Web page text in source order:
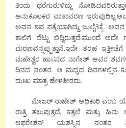
ತಿಂದು ಧರೆಗುರುಳಿದ್ದು
ಅನುಕೂಲಕರ ವಾತಾವರಣ
ಅವನ ಶವ ಪತ್ತೆಯಾಗಿದ್ದು ಜುಲೈ3ಕ್ಕೆ.
ಕಾಲಿಗೆ ಪೆಟ್ಟು ಬಿದ್ದಿರುತ್ತದೆ.ಮುಂದೆ
ಮರಣವನ್ನಪ್ಪುತ್ತಾನೆ.ಇದೇ ತರಹ ಇತ್ತೀಚೆಗೆ
ಮಹೇಶ್ವರ ಹಾಸನದ ನಾಗೇಶ್ ಅವರ
ದಿನದ ನಂತರ. ಆ ಮಧ್ಯದ ದಿನಗಳಲ್ಲಿನ
ದುಃಖ ಮಾತ್ರ ಹೇಳತೀರದು.
ಮೇಜರ್ ರಾಜೇಶ್ ಅಧಿಕಾರಿ ಎಂಬ
ರಾತ್ರಿ ತಲುಪುತ್ತದೆ. ಕತ್ತಲೆ ಮತ್ತು ಹಿಮ
ಆಫರೇಶನ್ ಯಶಸ್ಸಿನ ನಂತರ